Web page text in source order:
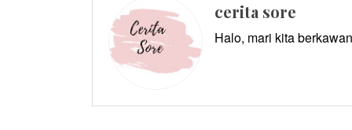
cerita sore
Halo, mari kita